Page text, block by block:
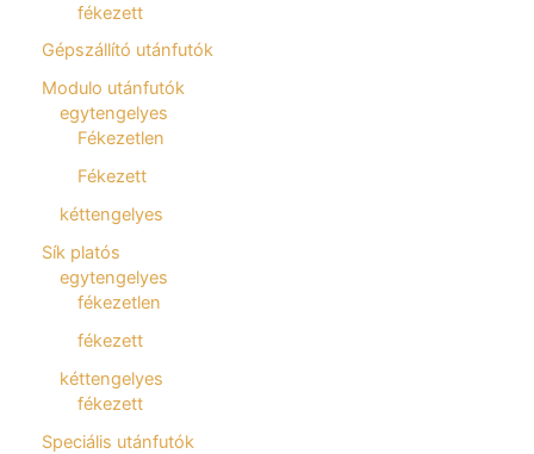
fékezett
Gépszállító utánfutók
Modulo utánfutók
egytengelyes
Fékezetlen
Fékezett
kéttengelyes
Sík platós
egytengelyes
fékezetlen
fékezett
kéttengelyes
fékezett
Speciális utánfutók